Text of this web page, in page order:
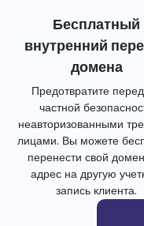
Бесплатный
внутренний
домена
Предотвратите
частной
неавторизованными
лицами. Вы можете
перенести свой
адрес на другую
запись клиента.